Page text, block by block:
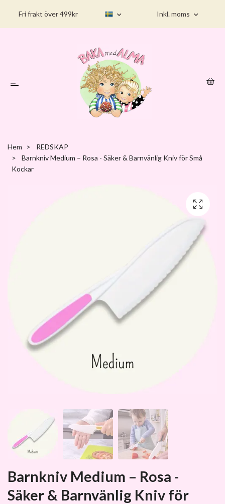
Fri frakt över 499kr Inkl. moms
Hem
REDSKAP
Barnkniv Medium – Rosa - Säker & Barnvänlig Kniv för Små
Kockar
Barnkniv Medium – Rosa -
Säker & Barnvänlig Kniv för